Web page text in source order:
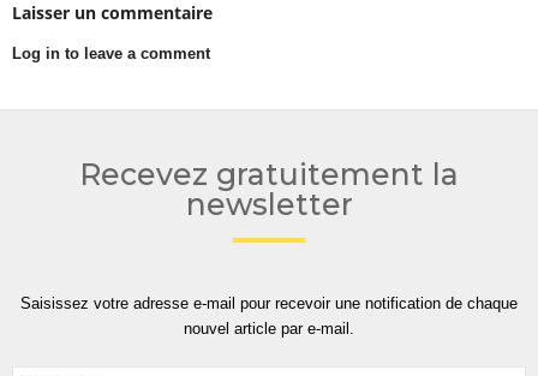
Laisser un commentaire
Log in to leave a comment
Recevez gratuitement la
newsletter
Saisissez votre adresse e-mail pour recevoir une notification de chaque
nouvel article par e-mail.